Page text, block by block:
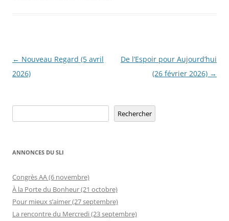
Navigation
des
← Nouveau Regard (5 avril
2026)
De l’Espoir pour Aujourd’hui
(26 février 2026) →
Rechercher
ANNONCES DU SLI
Congrès AA (6 novembre)
À la Porte du Bonheur (21 octobre)
Pour mieux s’aimer (27 septembre)
La rencontre du Mercredi (23 septembre)